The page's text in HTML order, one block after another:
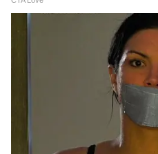
প্রায় ৪৪,৯০০ টাকার
সেলে প্রায় ৩১,০০০ টাকায়
IP68 জল এবং ধুলো
ট্যাব S9 FE। S পেন সহ